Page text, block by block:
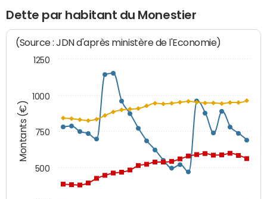
Dette par habitant du Monestier
Montants (€)
(Source : JDN d'après ministère de l'Economie)
500
750
1000
1250